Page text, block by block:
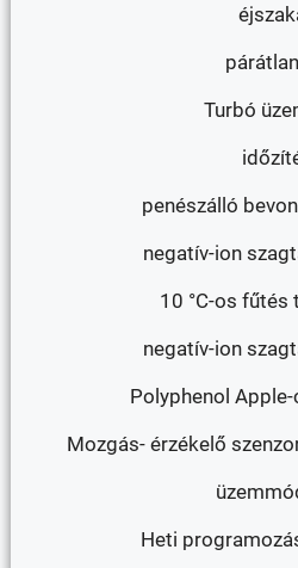
Turbó
penészálló
negatív-ion
10 °C-os fűtés
negatív-ion
Polyphenol
Mozgás- érzékelő
Heti